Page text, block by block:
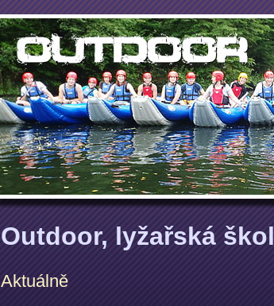
Outdoor, lyžařská
Aktuálně